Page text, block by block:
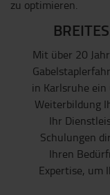
Mit über 20
in Karlsruhe ein
Weiterbildung
Ihr
Schulungen
Ihren
Expertise, um